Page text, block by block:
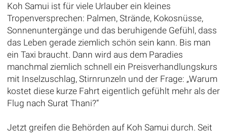
Koh Samui ist für viele Urlauber ein kleines
Tropenversprechen: Palmen, Strände, Kokosnüsse,
Sonnenuntergänge und das beruhigende Gefühl, dass
das Leben gerade ziemlich schön sein kann. Bis man
ein Taxi braucht. Dann wird aus dem Paradies
manchmal ziemlich schnell ein Preisverhandlungskurs
mit Inselzuschlag, Stirnrunzeln und der Frage: „Warum
kostet diese kurze Fahrt eigentlich gefühlt mehr als der
Flug nach Surat Thani?“
Jetzt greifen die Behörden auf Koh Samui durch. Seit